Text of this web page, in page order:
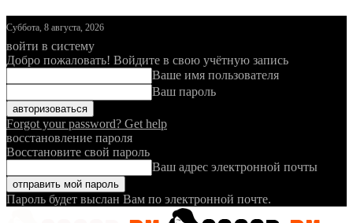
Суббота, 8 августа, 2026
войти в систему
Добро пожаловать! Войдите в свою учётную запись
Ваше имя пользователя
Ваш пароль
Forgot your password? Get help
восстановление пароля
Восстановите свой пароль
Ваш адрес электронной почты
Пароль будет выслан Вам по электронной почте.